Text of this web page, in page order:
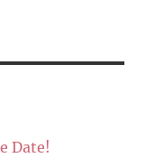
Date!